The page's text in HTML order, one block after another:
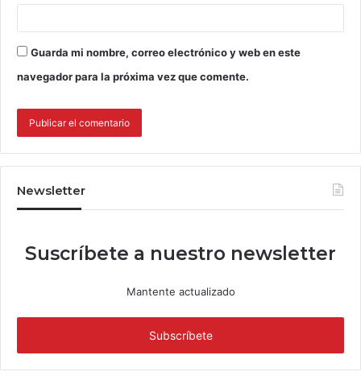
Guarda mi nombre, correo electrónico y web en este
navegador para la próxima vez que comente.
Newsletter
Suscríbete a nuestro newsletter
Mantente actualizado